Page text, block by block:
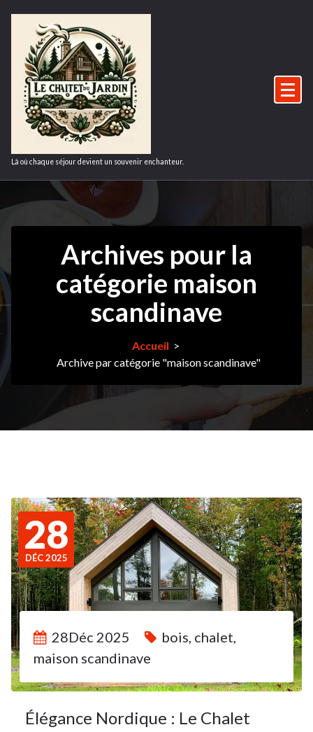
contenu
Là où chaque séjour devient un souvenir enchanteur.
Archives pour la
catégorie maison
scandinave
Accueil >
Archive par catégorie "maison scandinave"
28
DÉC 2025
28Déc 2025 bois, chalet,
maison scandinave
Élégance Nordique : Le Chalet